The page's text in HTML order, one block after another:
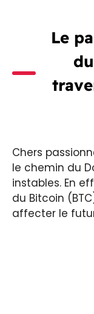
Le
Chers
le chemin du
instables. En
du Bitcoin
affecter le